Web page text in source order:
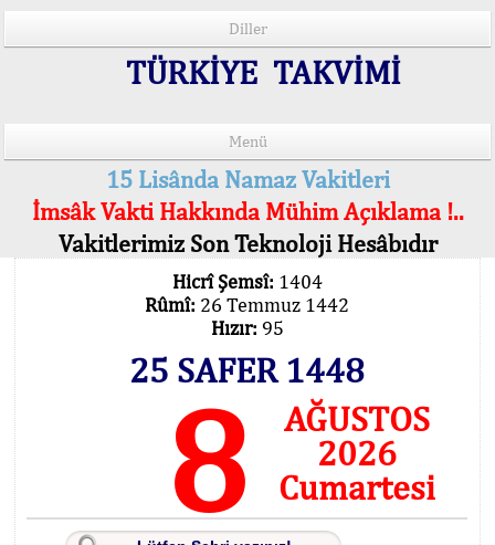
Diller
TÜRKİYE TAKVİMİ
Menü
15 Lisânda Namaz Vakitleri
İmsâk Vakti Hakkında Mühim Açıklama !..
Vakitlerimiz Son Teknoloji Hesâbıdır
Hicrî Şemsî: 1404
Rûmî: 26 Temmuz 1442
Hızır: 95
25 SAFER 1448
8
AĞUSTOS
2026
Cumartesi